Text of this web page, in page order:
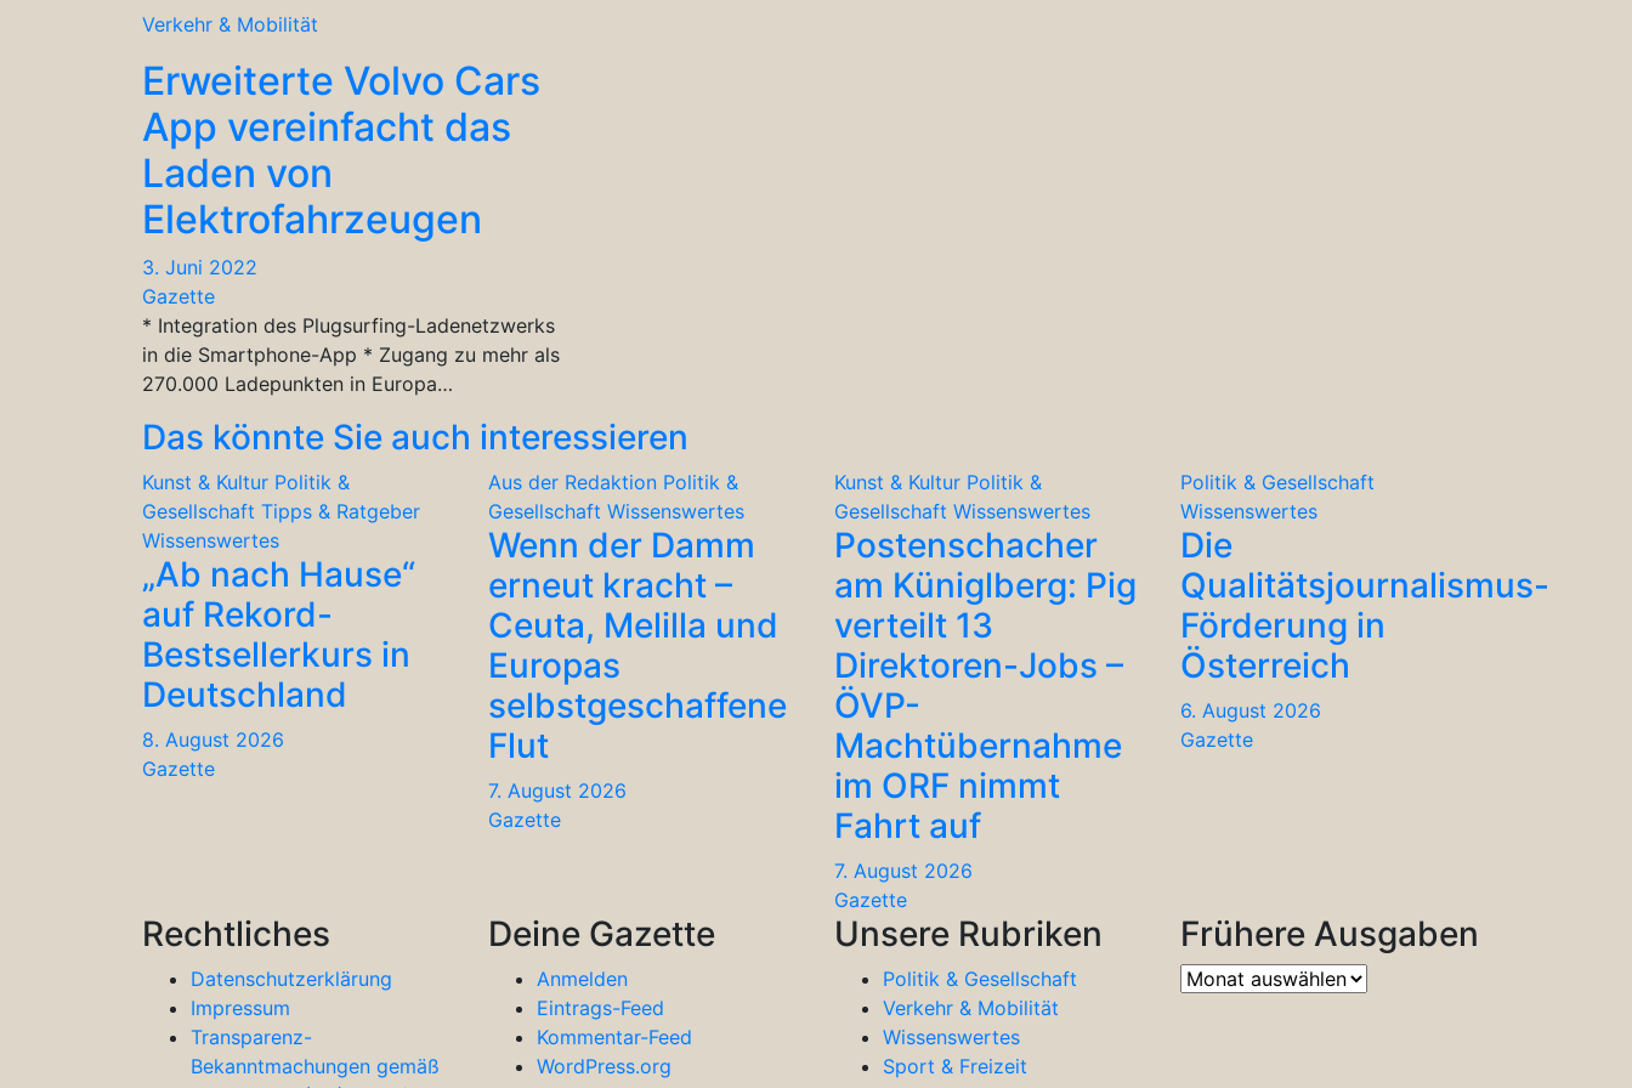
Verkehr & Mobilität
Erweiterte Volvo Cars
App vereinfacht das
Laden von
Elektrofahrzeugen
3. Juni 2022
Gazette
* Integration des Plugsurfing-Ladenetzwerks
in die Smartphone-App * Zugang zu mehr als
270.000 Ladepunkten in Europa…
Das könnte Sie auch interessieren
Kunst & Kultur Politik &
Gesellschaft Tipps & Ratgeber
Wissenswertes
„Ab nach Hause“
auf Rekord-
Bestsellerkurs in
Deutschland
8. August 2026
Gazette
Aus der Redaktion Politik &
Gesellschaft Wissenswertes
Wenn der Damm
erneut kracht –
Ceuta, Melilla und
Europas
selbstgeschaffene
Flut
7. August 2026
Gazette
Kunst & Kultur Politik &
Gesellschaft Wissenswertes
Postenschacher
am Küniglberg: Pig
verteilt 13
Direktoren-Jobs –
ÖVP-
Machtübernahme
im ORF nimmt
Fahrt auf
7. August 2026
Gazette
Politik & Gesellschaft
Wissenswertes
Die
Qualitätsjournalismus-
Förderung in
Österreich
6. August 2026
Gazette
Rechtliches
Datenschutzerklärung
Impressum
Transparenz-
Bekanntmachungen gemäß
Deine Gazette
Anmelden
Eintrags-Feed
Kommentar-Feed
WordPress.org
Unsere Rubriken
Politik & Gesellschaft
Verkehr & Mobilität
Wissenswertes
Sport & Freizeit
Frühere Ausgaben
Frühere